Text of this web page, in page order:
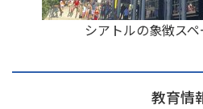
教育情
シアトルの象徴ス